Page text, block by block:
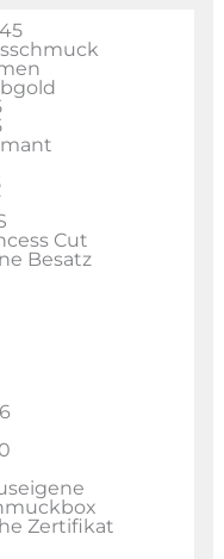
Cut
Besatz
Zertifikat